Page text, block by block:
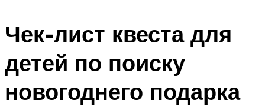
Чек-лист квеста для
детей по поиску
новогоднего подарка